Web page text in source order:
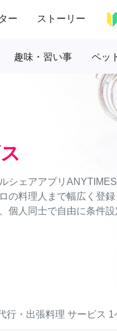
ー ストーリー
趣味・習い事 ペッ
シェアアプリ
の料理人まで幅広く登
個人同士で自由に条件設
行・出張料理 サービス 1